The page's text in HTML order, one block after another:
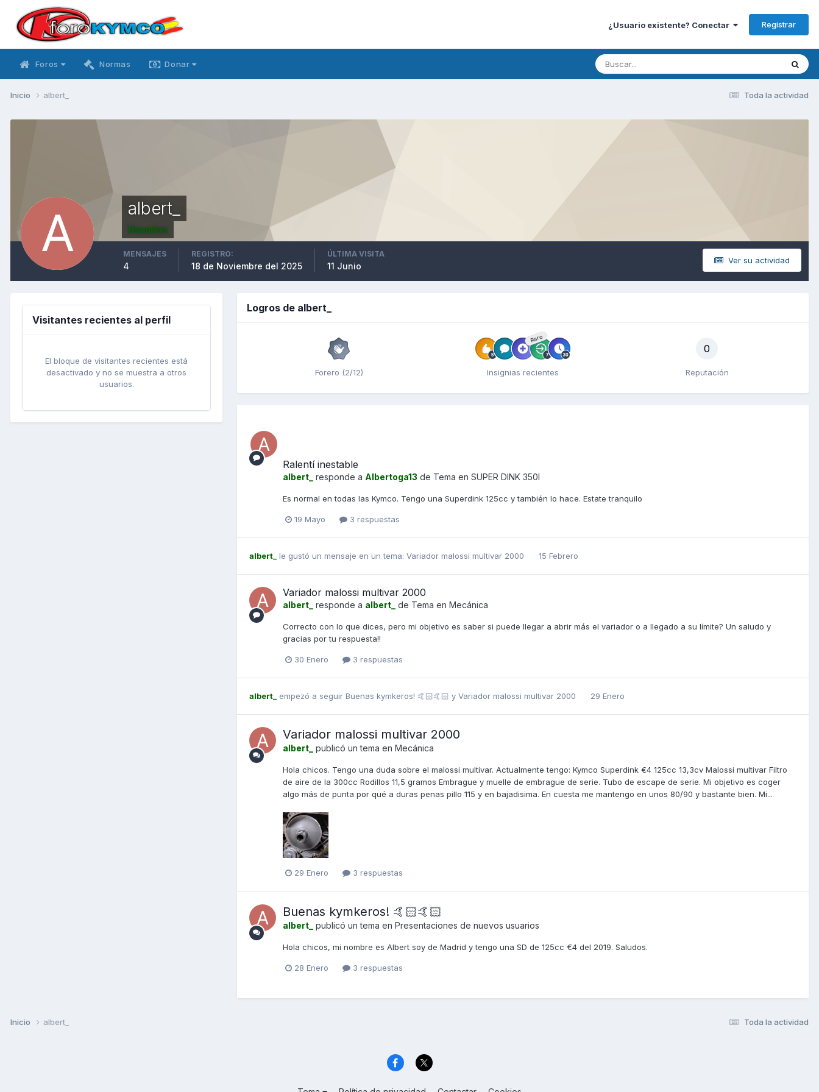
¿Usuario existente? Conectar Registrar
Foros Normas Donar
Toda la actividad
Inicio albert_
albert_
Usuarios
Ver su actividad
MENSAJES
4
REGISTRO:
18 de Noviembre del 2025
ÚLTIMA VISITA
11 Junio
Visitantes recientes al perfil
El bloque de visitantes recientes está
desactivado y no se muestra a otros
usuarios.
Logros de albert_
Forero (2/12)
Raro
Insignias recientes
0
Reputación
Ralentí inestable
albert_ responde a Albertoga13 de Tema en SUPER DINK 350I
Es normal en todas las Kymco. Tengo una Superdink 125cc y también lo hace. Estate tranquilo
19 Mayo 3 respuestas
albert_ le gustó un mensaje en un tema: Variador malossi multivar 2000 15 Febrero
Variador malossi multivar 2000
albert_ responde a albert_ de Tema en Mecánica
Correcto con lo que dices, pero mi objetivo es saber si puede llegar a abrir más el variador o a llegado a su límite? Un saludo y
gracias por tu respuesta!!
30 Enero 3 respuestas
albert_ empezó a seguir Buenas kymkeros! 🤙🏻🤙🏻 y Variador malossi multivar 2000 29 Enero
Variador malossi multivar 2000
albert_ publicó un tema en Mecánica
Hola chicos. Tengo una duda sobre el malossi multivar. Actualmente tengo: Kymco Superdink €4 125cc 13,3cv Malossi multivar Filtro
de aire de la 300cc Rodillos 11,5 gramos Embrague y muelle de embrague de serie. Tubo de escape de serie. Mi objetivo es coger
algo más de punta por qué a duras penas pillo 115 y en bajadisima. En cuesta me mantengo en unos 80/90 y bastante bien. Mi...
29 Enero 3 respuestas
Buenas kymkeros! 🤙🏻🤙🏻
albert_ publicó un tema en Presentaciones de nuevos usuarios
Hola chicos, mi nombre es Albert soy de Madrid y tengo una SD de 125cc €4 del 2019. Saludos.
28 Enero 3 respuestas
Toda la actividad
Inicio albert_